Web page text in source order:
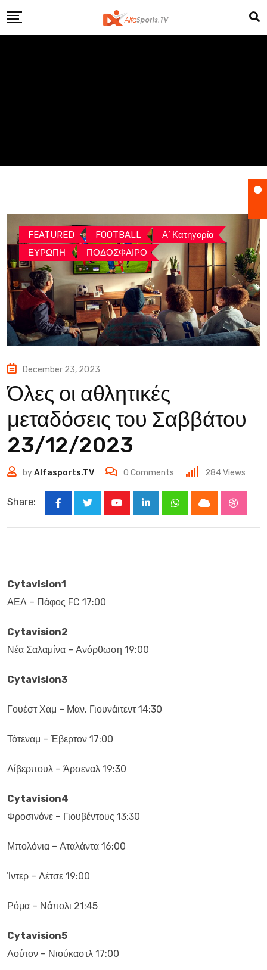
to
FEATURED FOOTBALL
Α’ Κατηγορία
ΕΥΡΩΠΗ
ΠΟΔΟΣΦΑΙΡΟ
December 23, 2023
Όλες οι αθλητικές
μεταδόσεις του Σαββάτου
23/12/2023
byAlfasports.TV 0 Comments 284Views
Share:
LinkedInWhatsappCloud
Cytavision1
ΑΕΛ – Πάφος FC 17:00
Cytavision2
Νέα Σαλαμίνα – Ανόρθωση 19:00
Cytavision3
Γουέστ Χαμ – Μαν. Γιουνάιτεντ 14:30
Τότεναμ – Έβερτον 17:00
Λίβερπουλ – Άρσεναλ 19:30
Cytavision4
Φροσινόνε – Γιουβέντους 13:30
Μπολόνια – Αταλάντα 16:00
Ίντερ – Λέτσε 19:00
Ρόμα – Νάπολι 21:45
Cytavision5
Λούτον – Νιούκαστλ 17:00